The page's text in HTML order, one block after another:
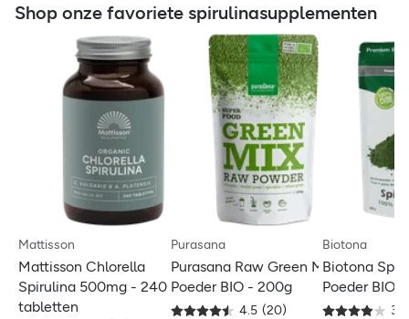
Shop onze favoriete spirulinasupplementen
Mattisson
Mattisson Chlorella
Spirulina 500mg - 240
tabletten
Purasana
Purasana Raw Green Mix
Poeder BIO - 200g
4.5 (20)
Biotona
Biotona
Poeder BIO
3.9